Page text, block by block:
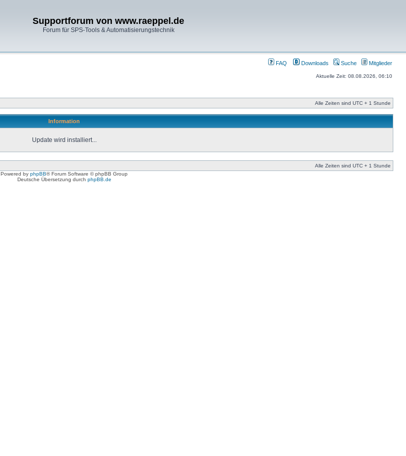
Supportforum von www.raeppel.de
Forum für SPS-Tools & Automatisierungstechnik
FAQ Downloads Suche Mitglieder
Aktuelle Zeit: 08.08.2026, 06:10
Alle Zeiten sind UTC + 1 Stunde
Information
Update wird installiert...
Alle Zeiten sind UTC + 1 Stunde
Powered by phpBB® Forum Software © phpBB Group
Deutsche Übersetzung durch phpBB.de